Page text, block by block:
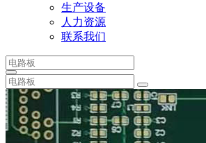
生产设备
人力资源
联系我们